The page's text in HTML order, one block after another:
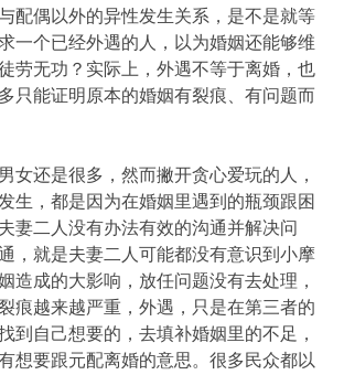
配偶以外的异性发生关系，是不是就等
一个已经外遇的人，以为婚姻还能够维
劳无功？实际上，外遇不等于离婚，也
只能证明原本的婚姻有裂痕、有问题而
女还是很多，然而撇开贪心爱玩的人，
生，都是因为在婚姻里遇到的瓶颈跟困
妻二人没有办法有效的沟通并解决问
，就是夫妻二人可能都没有意识到小摩
造成的大影响，放任问题没有去处理，
痕越来越严重，外遇，只是在第三者的
到自己想要的，去填补婚姻里的不足，
想要跟元配离婚的意思。很多民众都以